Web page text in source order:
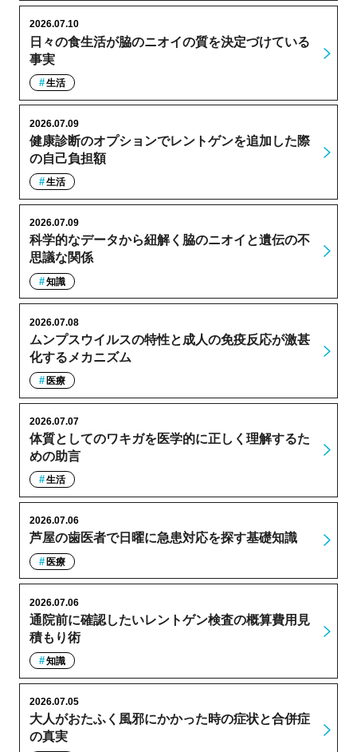
日々の食生活が脇のニオイの質を決定づけている
事実
2026.07.10
生活
健康診断のオプションでレントゲンを追加した際
の自己負担額
2026.07.09
生活
科学的なデータから紐解く脇のニオイと遺伝の不
思議な関係
2026.07.09
知識
ムンプスウイルスの特性と成人の免疫反応が激甚
化するメカニズム
2026.07.08
医療
体質としてのワキガを医学的に正しく理解するた
めの助言
2026.07.07
生活
芦屋の歯医者で日曜に急患対応を探す基礎知識
2026.07.06
医療
通院前に確認したいレントゲン検査の概算費用見
積もり術
2026.07.06
知識
大人がおたふく風邪にかかった時の症状と合併症
の真実
2026.07.05